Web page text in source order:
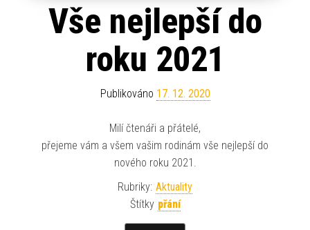
Vše nejlepší do
roku 2021
Publikováno 17. 12. 2020
Milí čtenáři a přátelé,
přejeme vám a všem vašim rodinám vše nejlepší do
nového roku 2021.
Rubriky: Aktuality
Štítky přání